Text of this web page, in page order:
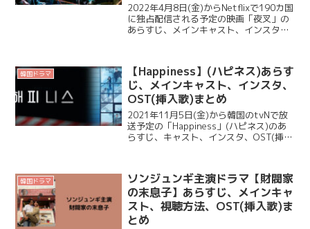
2022年4月8日(金)からNetflixで190カ国
に独占配信される予定の映画「夜叉」の
あらすじ、メインキャスト、インスタ、
あらすじ 世界で最もスパイが密...
韓国ドラマ
【Happiness】(ハピネス)あらす
じ、メインキャスト、インスタ、
OST(挿入歌)まとめ
2021年11月5日(金)から韓国のtvNで放
送予定の「Happiness」(ハピネス)のあ
らすじ、キャスト、インスタ、OST(挿入
品を数多く輩出している「スタジオ...
韓国ドラマ
ソンジュンギ主演ドラマ【財閥家
の末息子】あらすじ、メインキャ
スト、視聴方法、OST(挿入歌)ま
とめ